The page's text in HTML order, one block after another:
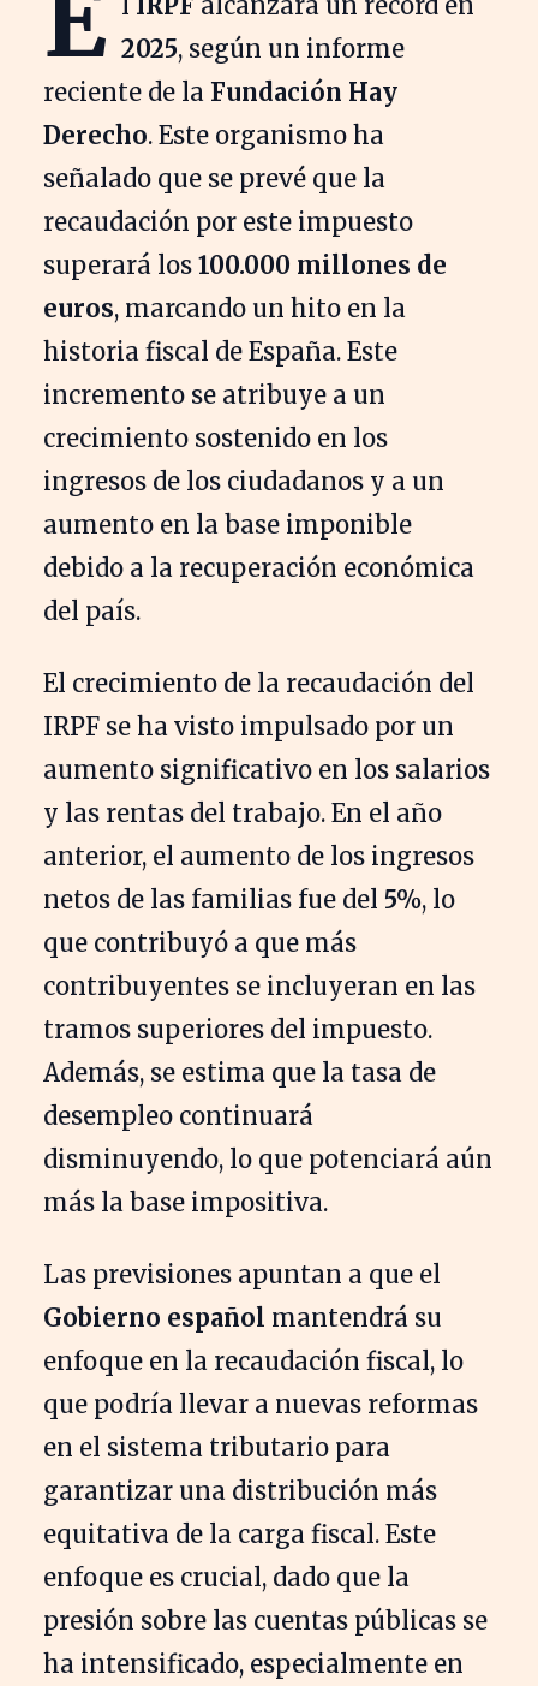
2025, según un informe
reciente de la Fundación Hay
Derecho. Este organismo ha
señalado que se prevé que la
recaudación por este impuesto
superará los 100.000 millones de
euros, marcando un hito en la
historia fiscal de España. Este
incremento se atribuye a un
crecimiento sostenido en los
ingresos de los ciudadanos y a un
aumento en la base imponible
debido a la recuperación económica
del país.
El crecimiento de la recaudación del
IRPF se ha visto impulsado por un
aumento significativo en los salarios
y las rentas del trabajo. En el año
anterior, el aumento de los ingresos
netos de las familias fue del 5%, lo
que contribuyó a que más
contribuyentes se incluyeran en las
tramos superiores del impuesto.
Además, se estima que la tasa de
desempleo continuará
disminuyendo, lo que potenciará aún
más la base impositiva.
Las previsiones apuntan a que el
Gobierno español mantendrá su
enfoque en la recaudación fiscal, lo
que podría llevar a nuevas reformas
en el sistema tributario para
garantizar una distribución más
equitativa de la carga fiscal. Este
enfoque es crucial, dado que la
presión sobre las cuentas públicas se
ha intensificado, especialmente en